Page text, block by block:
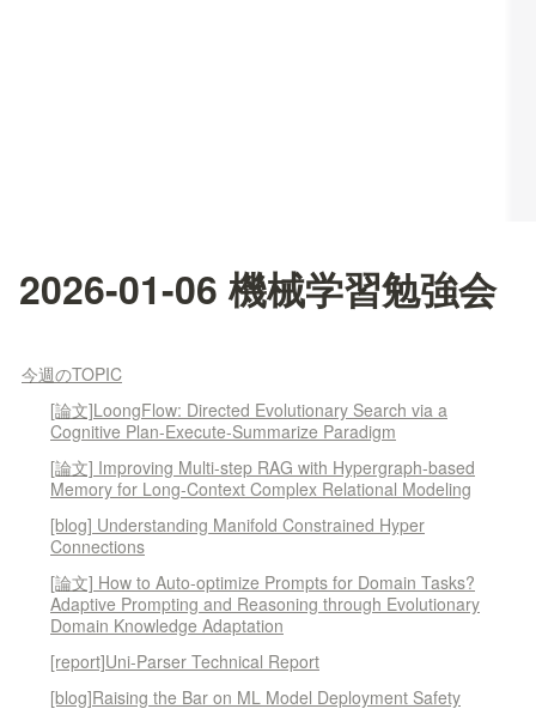
2026-01-06 機械学習勉強会
今週のTOPIC
[論文]LoongFlow: Directed Evolutionary Search via a
Cognitive Plan-Execute-Summarize Paradigm
[論文] Improving Multi-step RAG with Hypergraph-based
Memory for Long-Context Complex Relational Modeling
[blog] Understanding Manifold Constrained Hyper
Connections
[論文] How to Auto-optimize Prompts for Domain Tasks?
Adaptive Prompting and Reasoning through Evolutionary
Domain Knowledge Adaptation
[report]Uni-Parser Technical Report
[blog]Raising the Bar on ML Model Deployment Safety